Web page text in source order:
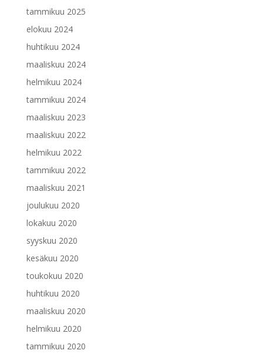
tammikuu 2025
elokuu 2024
huhtikuu 2024
maaliskuu 2024
helmikuu 2024
tammikuu 2024
maaliskuu 2023
maaliskuu 2022
helmikuu 2022
tammikuu 2022
maaliskuu 2021
joulukuu 2020
lokakuu 2020
syyskuu 2020
kesäkuu 2020
toukokuu 2020
huhtikuu 2020
maaliskuu 2020
helmikuu 2020
tammikuu 2020